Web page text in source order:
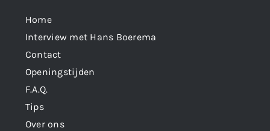
Home
Interview met Hans Boerema
Contact
Openingstijden
F.A.Q.
Tips
Over ons